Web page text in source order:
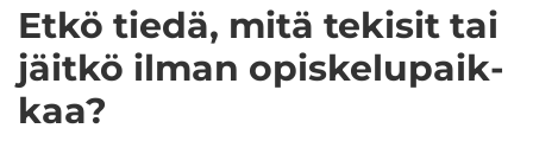
Etkö tiedä, mitä te­ki­sit tai
jäit­kö ilman opis­ke­lu­paik­
kaa?